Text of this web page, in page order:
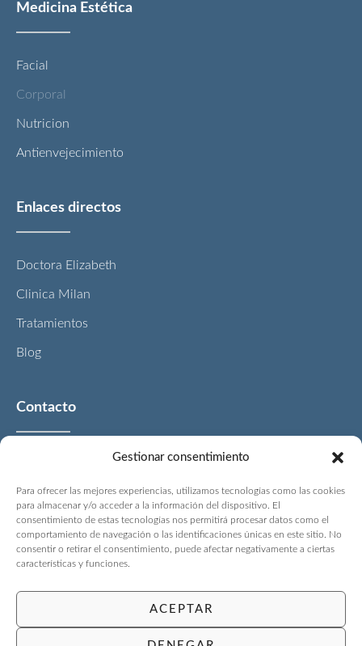
Gestionar consentimiento
Para ofrecer las mejores experiencias, utilizamos tecnologías como las cookies
para almacenar y/o acceder a la información del dispositivo. El
consentimiento de estas tecnologías nos permitirá procesar datos como el
comportamiento de navegación o las identificaciones únicas en este sitio. No
consentir o retirar el consentimiento, puede afectar negativamente a ciertas
características y funciones.
ACEPTAR
Medicina Estética
Facial
Corporal
Nutricion
Antienvejecimiento
Enlaces directos
Doctora Elizabeth
Clinica Milan
Tratamientos
Blog
Contacto
Plaza del Conde del Valle de Súchil
13 28015, Madrid. España
info@clinicamilan.com
+34 91 447 11 44